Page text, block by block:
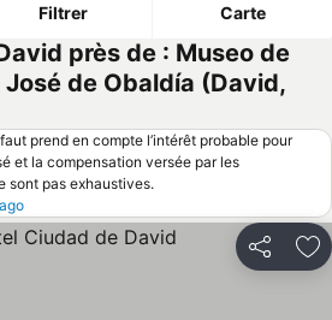
Filtrer Carte
près de : Museo de
de Obaldía (David,
prend en compte l’intérêt probable pour
et la compensation versée par les
sont pas exhaustives.
Partager